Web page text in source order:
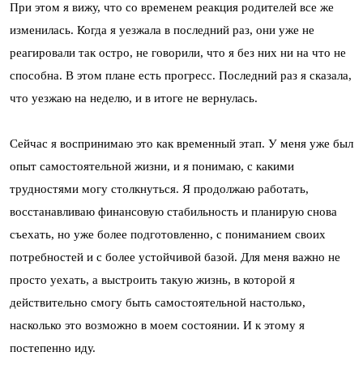
При этом я вижу, что со временем реакция родителей все же
изменилась. Когда я уезжала в последний раз, они уже не
реагировали так остро, не говорили, что я без них ни на что не
способна. В этом плане есть прогресс. Последний раз я сказала,
что уезжаю на неделю, и в итоге не вернулась.
Сейчас я воспринимаю это как временный этап. У меня уже был
опыт самостоятельной жизни, и я понимаю, с какими
трудностями могу столкнуться. Я продолжаю работать,
восстанавливаю финансовую стабильность и планирую снова
съехать, но уже более подготовленно, с пониманием своих
потребностей и с более устойчивой базой. Для меня важно не
просто уехать, а выстроить такую жизнь, в которой я
действительно смогу быть самостоятельной настолько,
насколько это возможно в моем состоянии. И к этому я
постепенно иду.